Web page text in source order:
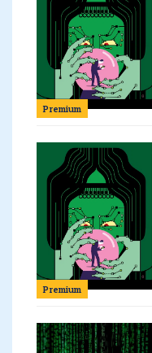
Premium
Premium